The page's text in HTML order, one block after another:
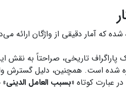
پاراگراف تاریخی، صراحتاً به نقش
است. همچنین، دلیل گسترش
«بسبب العامل الديني»